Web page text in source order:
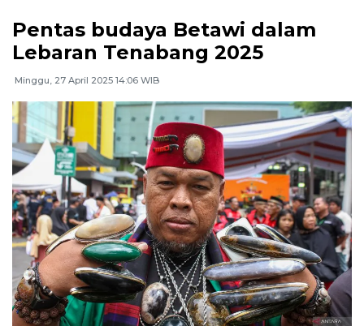
Pentas budaya Betawi dalam
Lebaran Tenabang 2025
Minggu, 27 April 2025 14:06 WIB